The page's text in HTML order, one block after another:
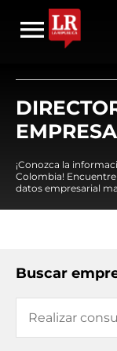
¡Conozca la
Colombia!
datos empresarial
Buscar